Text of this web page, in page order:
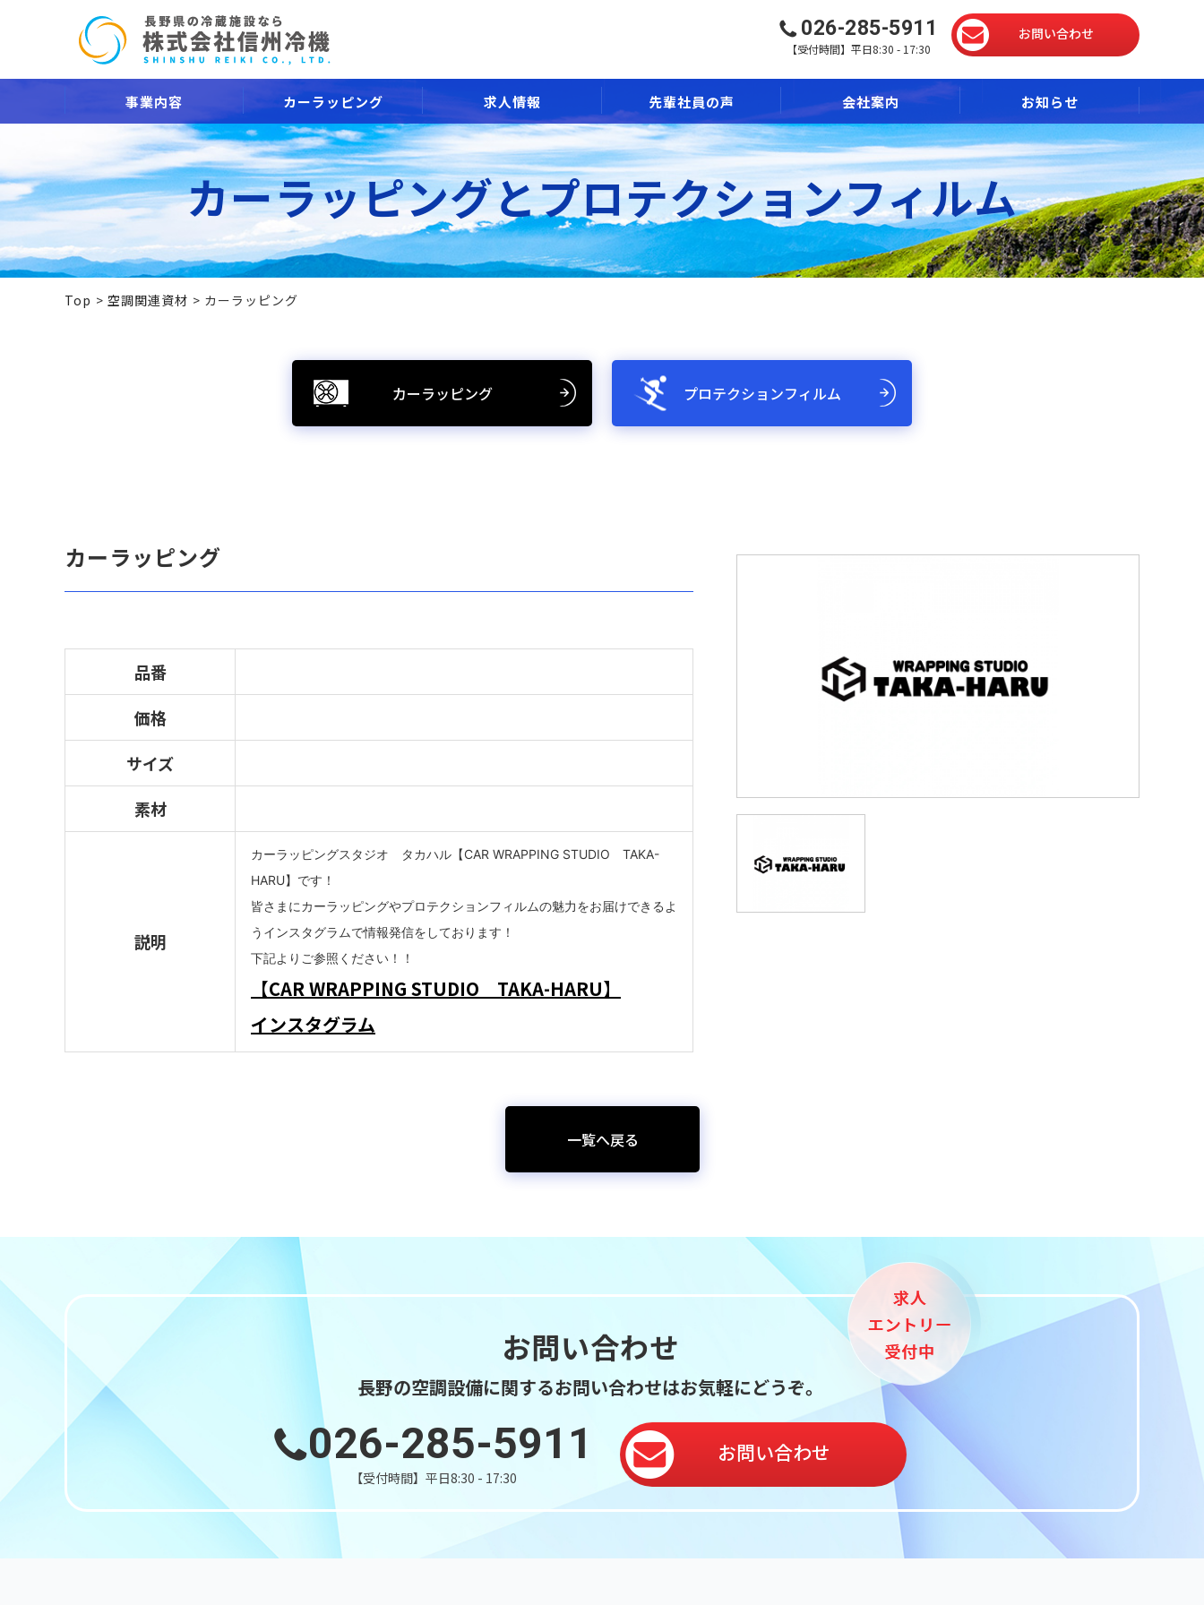
026-285-5911
【受付時間】平日8:30 - 17:30
お問い合わせ
事業内容 カーラッピング 求人情報 先輩社員の声 会社案内 お知らせ
カーラッピングとプロテクションフィルム
Top 空調関連資材 カーラッピング
カーラッピング プロテクションフィルム
カーラッピング
品番
価格
サイズ
素材
説明
カーラッピングスタジオ タカハル 【CAR WRAPPING STUDIO TAKA-
HARU】です！
皆さまにカーラッピングやプロテクションフィルムの魅力をお届けできるよ
う インスタグラムで情報発信をしております！
下記よりご参照ください！！
【CAR WRAPPING STUDIO TAKA-HARU】
インスタグラム
一覧へ戻る
お問い合わせ
長野の空調設備に関するお問い合わせはお気軽にどうぞ。
026-285-5911
【受付時間】平日8:30 - 17:30
お問い合わせ